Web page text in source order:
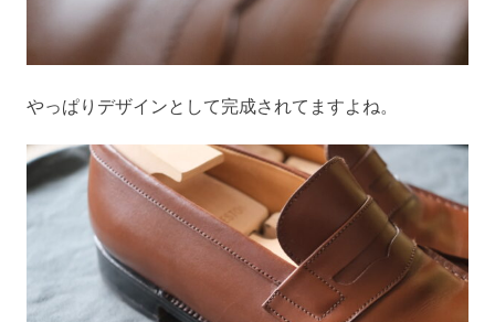
やっぱりデザインとして完成されてますよね。